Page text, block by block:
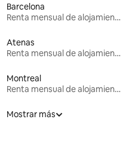
Barcelona
Renta mensual de alojamientos
Atenas
Renta mensual de alojamientos
Montreal
Renta mensual de alojamientos
Mostrar más